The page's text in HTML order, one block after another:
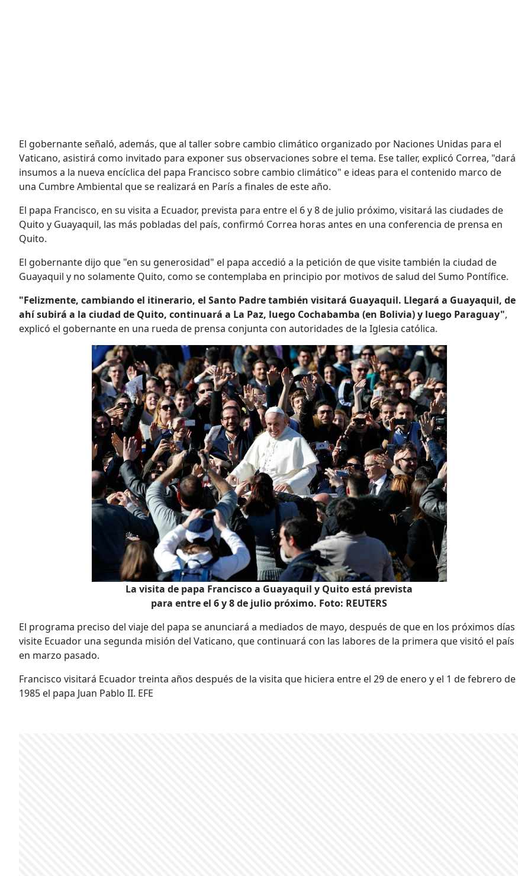
El gobernante señaló, además, que al taller sobre cambio climático organizado por Naciones Unidas para el
Vaticano, asistirá como invitado para exponer sus observaciones sobre el tema. Ese taller, explicó Correa, "dará
insumos a la nueva encíclica del papa Francisco sobre cambio climático" e ideas para el contenido marco de
una Cumbre Ambiental que se realizará en París a finales de este año.
El papa Francisco, en su visita a Ecuador, prevista para entre el 6 y 8 de julio próximo, visitará las ciudades de
Quito y Guayaquil, las más pobladas del país, confirmó Correa horas antes en una conferencia de prensa en
Quito.
El gobernante dijo que "en su generosidad" el papa accedió a la petición de que visite también la ciudad de
Guayaquil y no solamente Quito, como se contemplaba en principio por motivos de salud del Sumo Pontífice.
"Felizmente, cambiando el itinerario, el Santo Padre también visitará Guayaquil. Llegará a Guayaquil, de
ahí subirá a la ciudad de Quito, continuará a La Paz, luego Cochabamba (en Bolivia) y luego Paraguay",
explicó el gobernante en una rueda de prensa conjunta con autoridades de la Iglesia católica.
La visita de papa Francisco a Guayaquil y Quito está prevista
para entre el 6 y 8 de julio próximo. Foto: REUTERS
El programa preciso del viaje del papa se anunciará a mediados de mayo, después de que en los próximos días
visite Ecuador una segunda misión del Vaticano, que continuará con las labores de la primera que visitó el país
en marzo pasado.
Francisco visitará Ecuador treinta años después de la visita que hiciera entre el 29 de enero y el 1 de febrero de
1985 el papa Juan Pablo II. EFE